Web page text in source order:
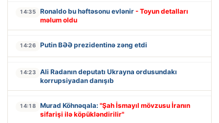
14:35 Ronaldo bu həftəsonu evlənir - Toyun detalları
məlum oldu
14:26 Putin BƏƏ prezidentinə zəng etdi
14:23
Ali Radanın deputatı Ukrayna ordusundakı
korrupsiyadan danışıb
14:18 Murad Köhnəqala: "Şah İsmayıl mövzusu İranın
sifarişi ilə köpükləndirilir"